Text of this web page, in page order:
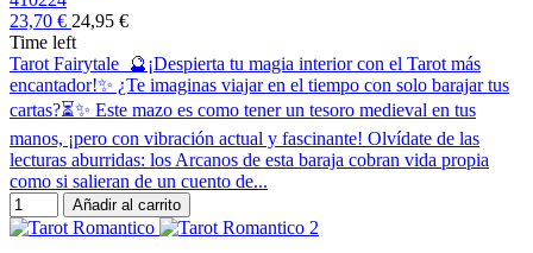
23,70 € 24,95 €
Time left
Tarot Fairytale 🔮¡Despierta tu magia interior con el Tarot más
encantador!✨ ¿Te imaginas viajar en el tiempo con solo barajar tus
cartas?⏳✨ Este mazo es como tener un tesoro medieval en tus
manos, ¡pero con vibración actual y fascinante! Olvídate de las
lecturas aburridas: los Arcanos de esta baraja cobran vida propia
como si salieran de un cuento de...
Añadir al carrito